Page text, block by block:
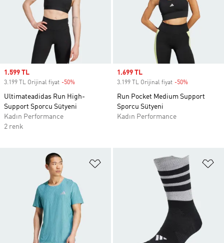
Sale price
1.599 TL
3.199 TL Orijinal fiyat -50%
Ultimateadidas Run High-
Support Sporcu Sütyeni
Kadın Performance
2 renk
Sale price
1.699 TL
3.199 TL Orijinal fiyat -50%
Run Pocket Medium Support
Sporcu Sütyeni
Kadın Performance
Favori Listesine Ekle